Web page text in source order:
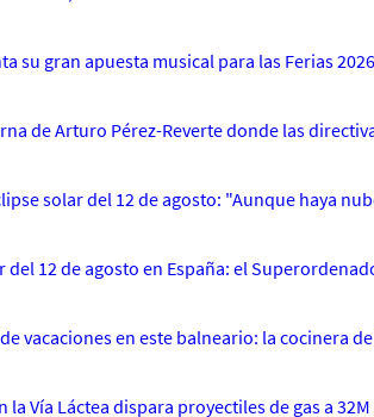
su gran apuesta musical para las Ferias
de Arturo Pérez-Reverte donde las
solar del 12 de agosto: "Aunque haya
del 12 de agosto en España: el
vacaciones en este balneario: la cocinera
Vía Láctea dispara proyectiles de gas a